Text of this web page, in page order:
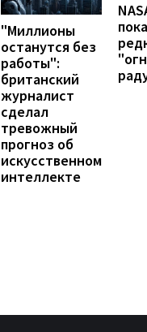
"Миллионы
останутся без
работы":
британский
журналист
сделал
тревожный
прогноз об
искусственном
интеллекте